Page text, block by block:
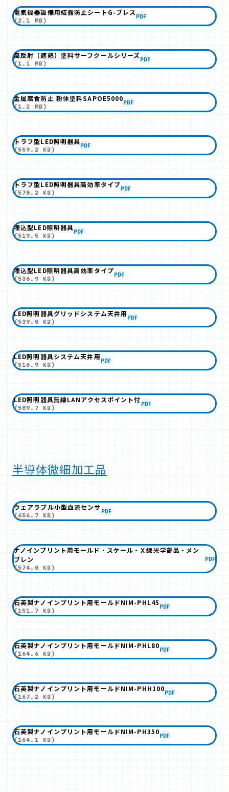
電気機器設備用結露防止シートG-ブレス
(2.1 MB)
PDF
高反射（遮熱）塗料サーフクールシリーズ
(1.1 MB)
PDF
金属腐食防止 粉体塗料SAPOE5000
(1.2 MB)
PDF
トラフ型LED照明器具
(559.2 KB)
PDF
トラフ型LED照明器具高効率タイプ
(570.2 KB)
PDF
埋込型LED照明器具
(519.5 KB)
PDF
埋込型LED照明器具高効率タイプ
(536.9 KB)
PDF
LED照明器具グリッドシステム天井用
(539.0 KB)
PDF
LED照明器具システム天井用
(516.9 KB)
PDF
LED照明器具無線LANアクセスポイント付
(589.7 KB)
PDF
半導体微細加工品
ウェアラブル小型血流センサ
(656.7 KB)
PDF
ナノインプリント用モールド・スケール・Ｘ線光学部品・メン
ブレン
(574.0 KB)
PDF
石英製ナノインプリント用モールドNIM-PHL45
(151.7 KB)
PDF
石英製ナノインプリント用モールドNIM-PHL80
(164.6 KB)
PDF
石英製ナノインプリント用モールドNIM-PHH100
(167.2 KB)
PDF
石英製ナノインプリント用モールドNIM-PH350
(164.1 KB)
PDF